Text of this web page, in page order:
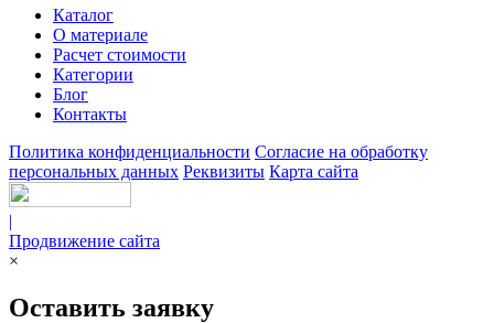
Каталог
О материале
Расчет стоимости
Категории
Блог
Контакты
Политика конфиденциальности Согласие на обработку
персональных данных Реквизиты Карта сайта
|
Продвижение сайта
×
Оставить заявку